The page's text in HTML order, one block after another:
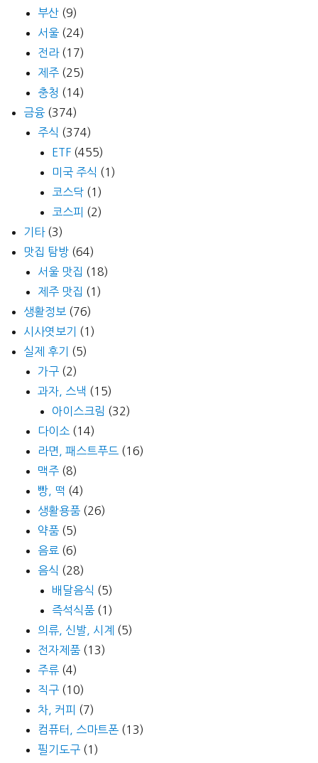
부산 (9)
서울 (24)
전라(17)
제주 (25)
충청 (14)
금융 (374)
주식 (374)
ETF (455)
미국 주식 (1)
코스닥 (1)
코스피 (2)
기타(3)
맛집 탐방 (64)
서울 맛집 (18)
제주 맛집 (1)
생활정보 (76)
시사엿보기
(1)
실제 후기
(5)
가구 (2)
과자, 스낵 (15)
아이스크림 (32)
다이소 (14)
라면, 패스트푸드 (16)
맥주 (8)
빵, 떡 (4)
생활용품 (26)
약품 (5)
음료 (6)
음식 (28)
배달음식 (5)
즉석식품 (1)
의류, 신발, 시계
(5)
전자제품 (13)
주류 (4)
직구 (10)
차, 커피 (7)
컴퓨터, 스마트폰 (13)
필기도구 (1)